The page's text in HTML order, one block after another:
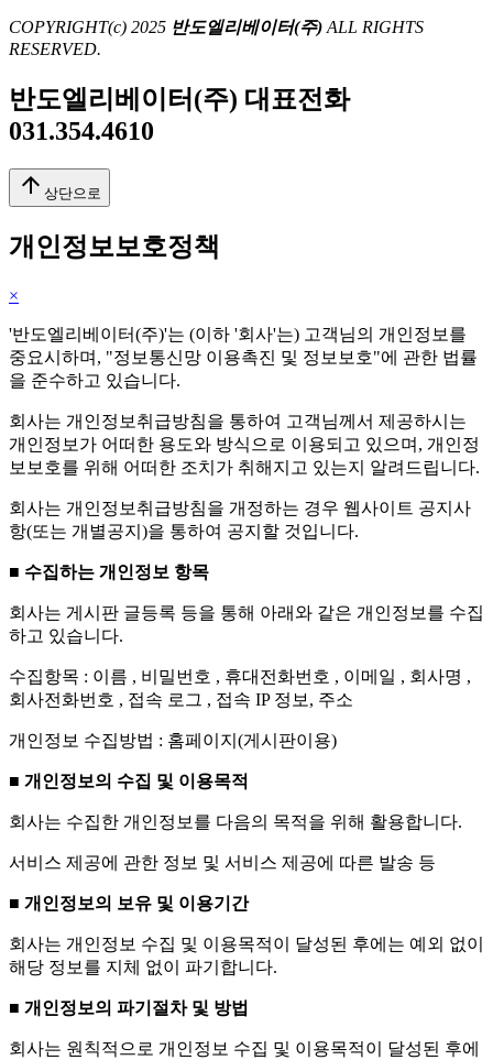
COPYRIGHT(c) 2025 반도엘리베이터(주) ALL RIGHTS
RESERVED.
반도엘리베이터(주) 대표전화
031.354.4610
arrow_upward 상단으로
개인정보보호정책
×
'반도엘리베이터(주)'는 (이하 '회사'는) 고객님의 개인정보를
중요시하며, "정보통신망 이용촉진 및 정보보호"에 관한 법률
을 준수하고 있습니다.
회사는 개인정보취급방침을 통하여 고객님께서 제공하시는
개인정보가 어떠한 용도와 방식으로 이용되고 있으며, 개인정
보보호를 위해 어떠한 조치가 취해지고 있는지 알려드립니다.
회사는 개인정보취급방침을 개정하는 경우 웹사이트 공지사
항(또는 개별공지)을 통하여 공지할 것입니다.
■ 수집하는 개인정보 항목
회사는 게시판 글등록 등을 통해 아래와 같은 개인정보를 수집
하고 있습니다.
수집항목 : 이름 , 비밀번호 , 휴대전화번호 , 이메일 , 회사명 ,
회사전화번호 , 접속 로그 , 접속 IP 정보, 주소
개인정보 수집방법 : 홈페이지(게시판이용)
■ 개인정보의 수집 및 이용목적
회사는 수집한 개인정보를 다음의 목적을 위해 활용합니다.
서비스 제공에 관한 정보 및 서비스 제공에 따른 발송 등
■ 개인정보의 보유 및 이용기간
회사는 개인정보 수집 및 이용목적이 달성된 후에는 예외 없이
해당 정보를 지체 없이 파기합니다.
■ 개인정보의 파기절차 및 방법
회사는 원칙적으로 개인정보 수집 및 이용목적이 달성된 후에